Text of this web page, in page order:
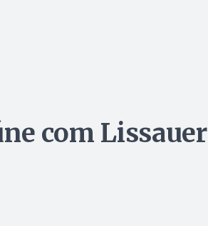
com Lissauer